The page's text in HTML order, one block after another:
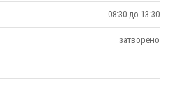
08:30 до 13:30
затворено